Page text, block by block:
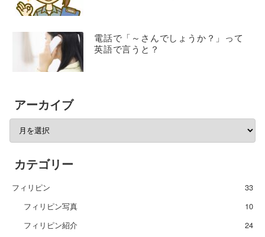
電話で「～さんでしょうか？」って
英語で言うと？
アーカイブ
カテゴリー
フィリピン
33
フィリピン写真
10
フィリピン紹介
24